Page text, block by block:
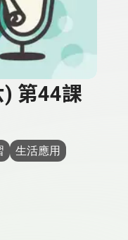
第44課
生活應用